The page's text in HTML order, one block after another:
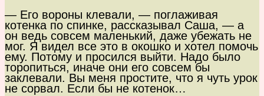
— Его вороны клевали, — поглаживая
котенка по спинке, рассказывал Саша, — а
он ведь совсем маленький, даже убежать не
мог. Я видел все это в окошко и хотел помочь
ему. Потому и просился выйти. Надо было
торопиться, иначе они его совсем бы
заклевали. Вы меня простите, что я чуть урок
не сорвал. Если бы не котенок…